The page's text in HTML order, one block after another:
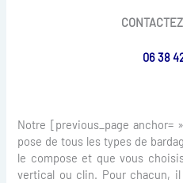
06 38
Notre [previous_page anchor=
pose de tous les types de
le compose et que vous
vertical ou clin. Pour chacun,